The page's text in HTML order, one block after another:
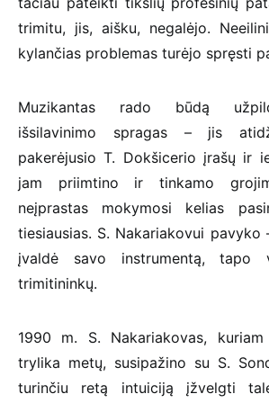
trimitu, jis, aišku, negalėjo.
kylančias problemas turėjo spręsti
Muzikantas rado būdą
išsilavinimo spragas – jis
pakerėjusio T. Dokšicerio įrašų ir
jam priimtino ir tinkamo
neįprastas mokymosi kelias
tiesiausias. S. Nakariakovui pavyko
įvaldė savo instrumentą, tapo
trimitininkų.
1990 m. S. Nakariakovas,
trylika metų, susipažino su S.
turinčiu retą intuiciją įžvelgti